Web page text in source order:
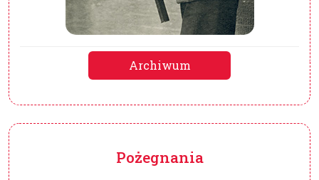
Archiwum
Pożegnania